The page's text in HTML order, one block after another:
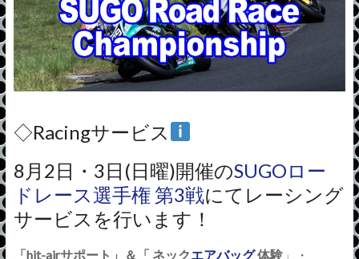
◇Racingサービス
8月2日・3日(日曜)開催のSUGOロー
ドレース選手権 第3戦にてレーシング
サービスを行います！
「hit-airサポート」＆「 ネック エアバッグ体験」・